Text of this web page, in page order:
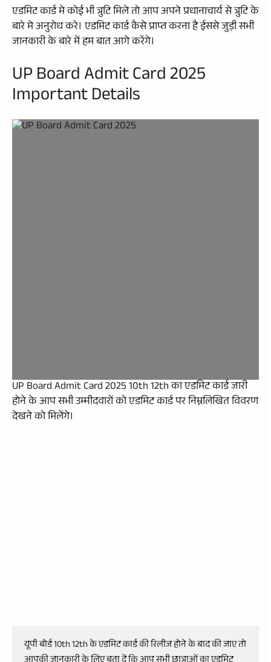
एडमिट कार्ड मे कोई भी त्रुटि मिले तो आप अपने प्रधानाचार्य से त्रुटि के
बारे मे अनुरोध करे। एडमिट कार्ड कैसे प्राप्त करना है ईससे जुड़ी सभी
जानकारी के बारे में हम बात आगे करेंगे।
UP Board Admit Card 2025
Important Details
UP Board Admit Card 2025 10th 12th का एडमिट कार्ड जारी
होने के आप सभी उम्मीदवारों को एडमिट कार्ड पर निम्नलिखित विवरण
देखने को मिलेंगे।
यूपी बोर्ड 10th 12th के एडमिट कार्ड की रिलीज होने के बाद की जाए तो